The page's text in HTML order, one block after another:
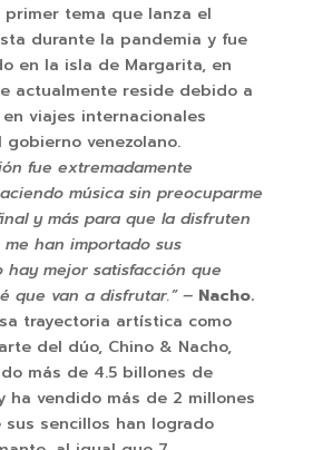
tema que lanza el
durante la pandemia y fue
en la isla de Margarita, en
actualmente reside debido a
viajes internacionales
venezolano.
fue extremadamente
música sin preocuparme
y más para que la disfruten
me han importado sus
hay mejor satisfacción que
que van a disfrutar.” – Nacho.
trayectoria artística como
del dúo, Chino & Nacho,
más de 4.5 billones de
ha vendido más de 2 millones
sencillos han logrado